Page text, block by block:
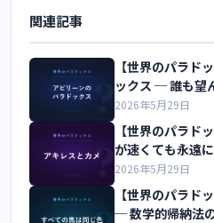
関連記事
【世界のパラド
ックス ─ 誰も望
る
2026年5月29日
【世界のパラド
が速くても永遠
2026年5月29日
【世界のパラド
─ 数学的帰納法